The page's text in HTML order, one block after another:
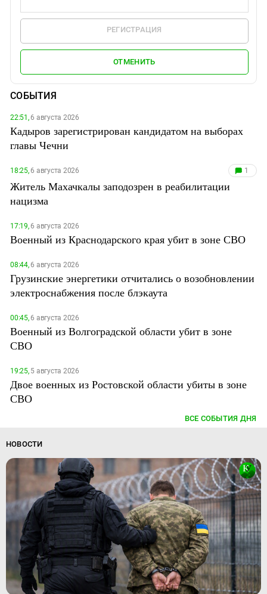
РЕГИСТРАЦИЯ
ОТМЕНИТЬ
СОБЫТИЯ
22:51,6 августа 2026
Кадыров зарегистрирован кандидатом на выборах
главы Чечни
18:25,6 августа 2026 1
Житель Махачкалы заподозрен в реабилитации
нацизма
17:19,6 августа 2026
Военный из Краснодарского края убит в зоне СВО
08:44,6 августа 2026
Грузинские энергетики отчитались о возобновлении
электроснабжения после блэкаута
00:45,6 августа 2026
Военный из Волгоградской области убит в зоне
СВО
19:25,5 августа 2026
Двое военных из Ростовской области убиты в зоне
СВО
ВСЕ СОБЫТИЯ ДНЯ
НОВОСТИ